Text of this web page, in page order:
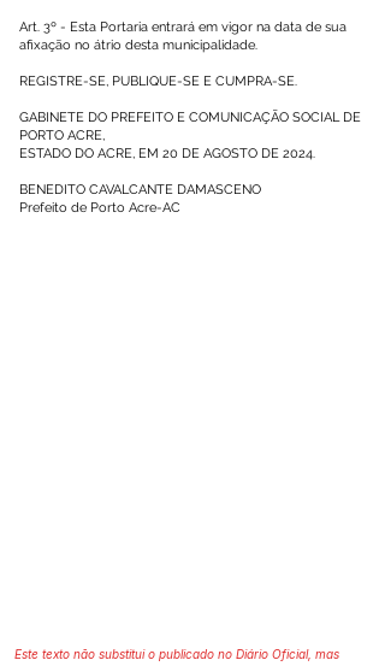
Art. 3º - Esta Portaria entrará em vigor na data de sua
afixação no átrio desta municipalidade.
REGISTRE-SE, PUBLIQUE-SE E CUMPRA-SE.
GABINETE DO PREFEITO E COMUNICAÇÃO SOCIAL DE
PORTO ACRE,
ESTADO DO ACRE, EM 20 DE AGOSTO DE 2024.
BENEDITO CAVALCANTE DAMASCENO
Prefeito de Porto Acre-AC
Este texto não substitui o publicado no Diário Oficial, mas